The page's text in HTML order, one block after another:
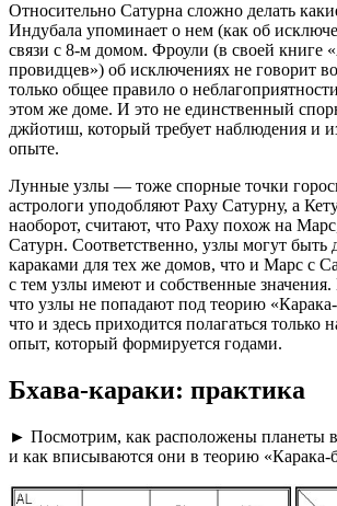
Относительно Сатурна сложно делать
Индубала упоминает о нем (как об
связи с 8-м домом. Фроули (в своей книге
провидцев») об исключениях не говорит
только общее правило о
этом же доме. И это не единственный
джйотиш, который требует наблюдения и
опыте.
Лунные узлы — тоже спорные точки
астрологи уподобляют Раху Сатурну, а
наоборот, считают, что Раху похож на
Сатурн. Соответственно, узлы могут быть
караками для тех же домов, что и Марс с
с тем узлы имеют и собственные
что узлы не попадают под теорию
что и здесь приходится полагаться только
опыт, который формируется годами.
Бхава-караки: практика
► Посмотрим, как расположены планеты
и как вписываются они в теорию «Карака-